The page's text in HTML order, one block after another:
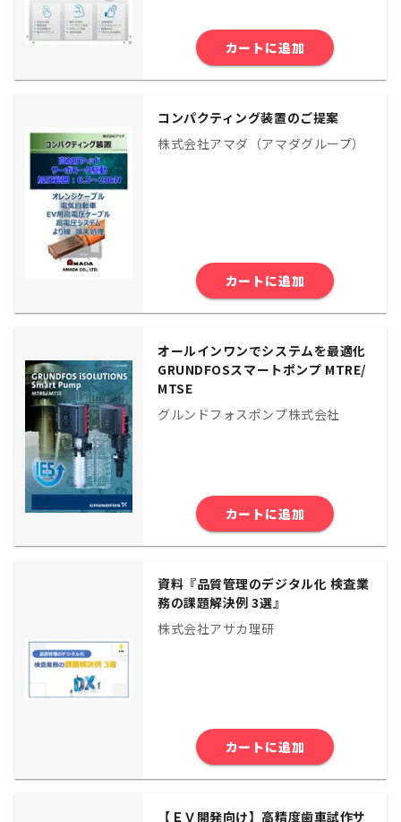
カートに追加
コンパクティング装置のご提案
株式会社アマダ（アマダグループ）
カートに追加
オールインワンでシステムを最適化
GRUNDFOSスマートポンプ MTRE/
MTSE
グルンドフォスポンプ株式会社
カートに追加
資料『品質管理のデジタル化 検査業
務の課題解決例 3選』
株式会社アサカ理研
カートに追加
【ＥＶ開発向け】高精度歯車試作サ